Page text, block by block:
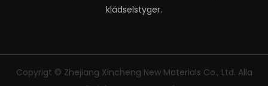
klädselstyger.
Copyrigt © Zhejiang Xincheng New Materials Co., Ltd. Alla